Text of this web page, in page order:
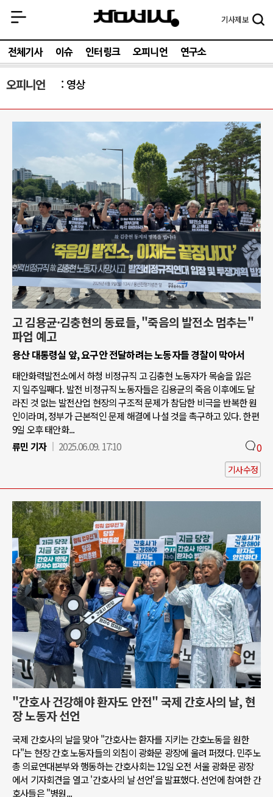
기사제보
전체기사 이슈 인터링크 오피니언 연구소
오피니언 영상
고 김용균·김충현의 동료들, "죽음의 발전소 멈추는"
파업 예고
용산 대통령실 앞, 요구안 전달하려는 노동자들 경찰이 막아서
태안화력발전소에서 하청 비정규직 고 김충현 노동자가 목숨을 잃은
지 일주일째다. 발전 비정규직 노동자들은 김용균의 죽음 이후에도 달
라진 것 없는 발전산업 현장의 구조적 문제가 참담한 비극을 반복한 원
인이라며, 정부가 근본적인 문제 해결에 나설 것을 촉구하고 있다. 한편
9일 오후 태안화...
류민 기자
2025.06.09. 17:10 0
기사수정
"간호사 건강해야 환자도 안전" 국제 간호사의 날, 현
장 노동자 선언
국제 간호사의 날을 맞아 "간호사는 환자를 지키는 간호노동을 원한
다"는 현장 간호 노동자들의 외침이 광화문 광장에 울려 퍼졌다. 민주노
총 의료연대본부와 행동하는 간호사회는 12일 오전 서울 광화문 광장
에서 기자회견을 열고 '간호사의 날 선언'을 발표했다. 선언에 참여한 간
호사들은 "병원...